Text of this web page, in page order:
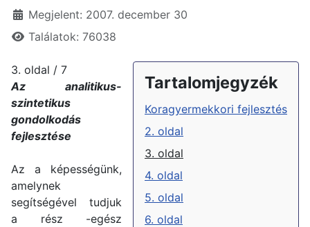
Megjelent: 2007. december 30
Találatok: 76038
Tartalomjegyzék
Koragyermekkori fejlesztés
2. oldal
3. oldal
4. oldal
5. oldal
6. oldal
3. oldal / 7
Az analitikus-
szintetikus
gondolkodás
fejlesztése
Az a képességünk,
amelynek
segítségével tudjuk
a rész -egész